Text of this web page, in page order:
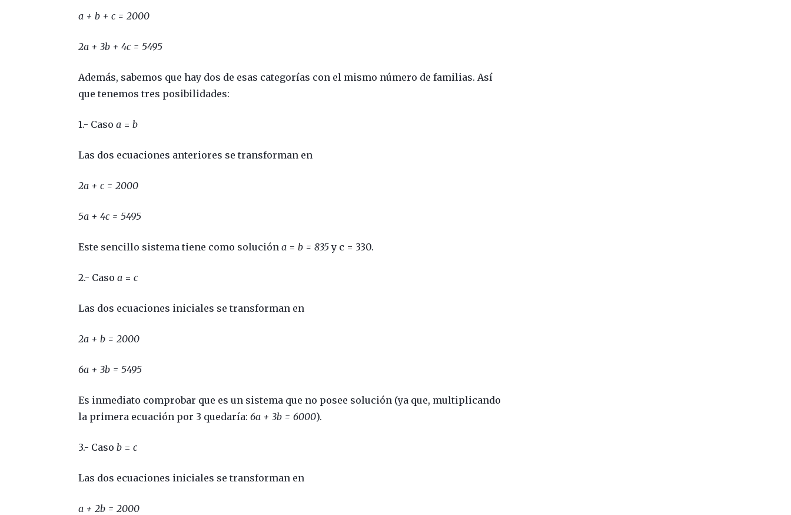
a + b + c = 2000
2a + 3b + 4c = 5495
Además, sabemos que hay dos de esas categorías con el mismo número de familias. Así
que tenemos tres posibilidades:
1.- Casoa =b
Las dos ecuaciones anteriores se transforman en
2a + c = 2000
5a + 4c = 5495
Este sencillo sistema tiene como solucióna =b = 835y c = 330.
2.- Casoa =c
Las dos ecuaciones iniciales se transforman en
2a + b = 2000
6a + 3b = 5495
Es inmediato comprobar que es un sistema que no posee solución (ya que, multiplicando
la primera ecuación por 3 quedaría:6a + 3b = 6000).
3.- Casob =c
Las dos ecuaciones iniciales se transforman en
a + 2b = 2000